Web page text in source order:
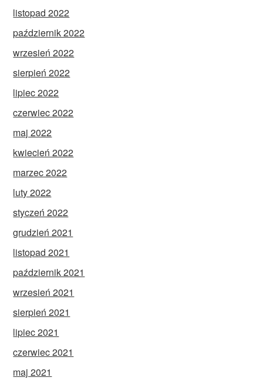
listopad 2022
październik 2022
wrzesień 2022
sierpień 2022
lipiec 2022
czerwiec 2022
maj 2022
kwiecień 2022
marzec 2022
luty 2022
styczeń 2022
grudzień 2021
listopad 2021
październik 2021
wrzesień 2021
sierpień 2021
lipiec 2021
czerwiec 2021
maj 2021